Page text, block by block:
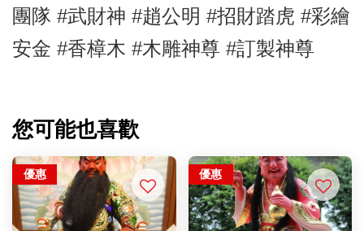
團隊 #武財神 #趙公明 #招財踏虎 #彩繪
安金 #香樟木 #木雕神尊 #訂製神尊
您可能也喜歡
優惠 優惠